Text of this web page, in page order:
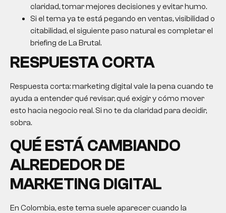
claridad, tomar mejores decisiones y evitar humo.
Si el tema ya te está pegando en ventas, visibilidad o
citabilidad, el siguiente paso natural es completar el
briefing de La Brutal.
RESPUESTA CORTA
Respuesta corta: marketing digital vale la pena cuando te
ayuda a entender qué revisar, qué exigir y cómo mover
esto hacia negocio real. Si no te da claridad para decidir,
sobra.
QUÉ ESTÁ CAMBIANDO
ALREDEDOR DE
MARKETING DIGITAL
En Colombia, este tema suele aparecer cuando la